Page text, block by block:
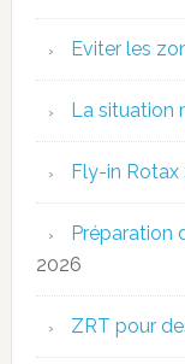
Eviter les
La situation
Fly-in Rotax
Préparation
2026
ZRT pour